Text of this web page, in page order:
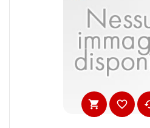
shopping_cart favorite_border